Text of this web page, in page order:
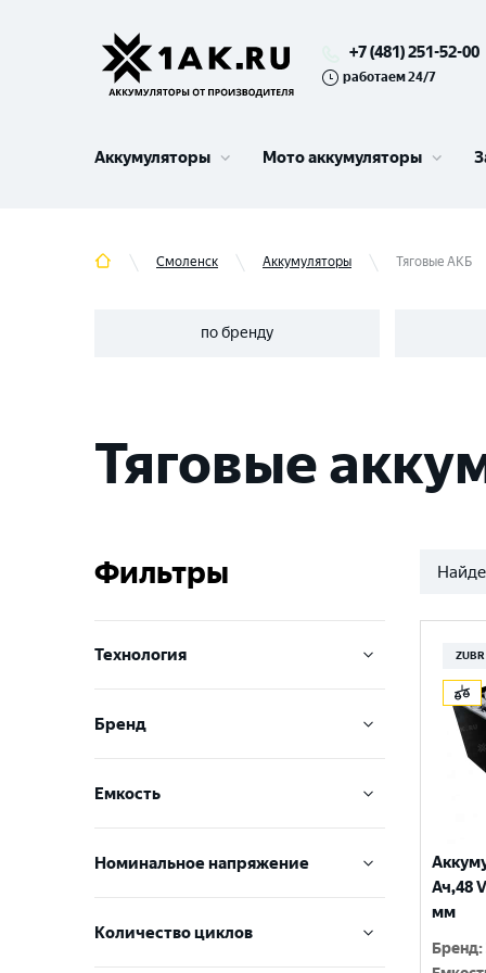
+7 (481) 251-52-00
работаем 24/7
Аккумуляторы Мото аккумуляторы
Смоленск Аккумуляторы Тяговые АКБ
по бренду
Тяговые
Фильтры
Технология
Бренд
TAB
Емкость
180 Ач
Номинальное напряжение
Количество циклов
ZUBR
Ач,48
мм
Бренд: